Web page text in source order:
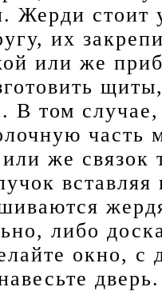
Жерди стоит
их
или же
В том случае,
часть
или же
либо
окно, с
дверь.